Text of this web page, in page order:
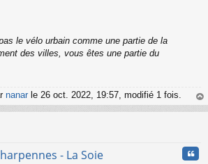
le vélo urbain comme une partie de la
des villes, vous êtes une partie du
nanar le 26 oct. 2022, 19:57, modifié 1 fois.
au
- La Soie